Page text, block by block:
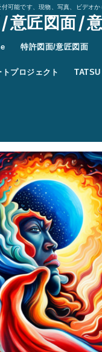
可能です、現物、写真、ビデオ
意匠図面 /
特許図面/意匠図面
トプロジェクト